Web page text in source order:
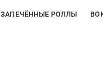
ЗАПЕЧЁННЫЕ РОЛЛЫ